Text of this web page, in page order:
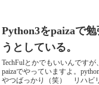
Python3をpaizaで
うとしている。
TechFulとかでもいいんです
paizaでやっていますよ。
やつばっかり（笑） リハビ